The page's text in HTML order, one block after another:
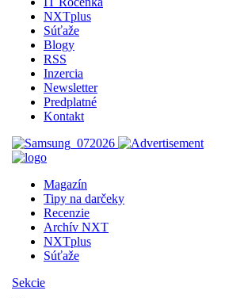
NXTplus
Súťaže
Blogy
RSS
Inzercia
Newsletter
Predplatné
Kontakt
Magazín
Tipy na darčeky
Recenzie
Archív NXT
NXTplus
Súťaže
Sekcie